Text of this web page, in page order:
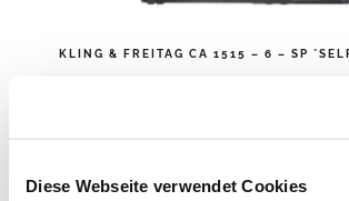
Diese Webseite verwendet Cookies
KLING & FREITAG CA 1515 – 6 – SP